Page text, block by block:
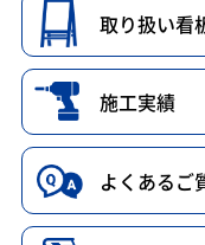
取り扱い看
施工実績
よくあるご